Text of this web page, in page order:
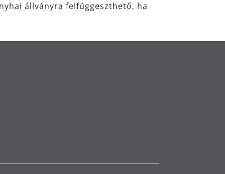
állványra felfüggeszthető, ha
saválló, korrózióálló és